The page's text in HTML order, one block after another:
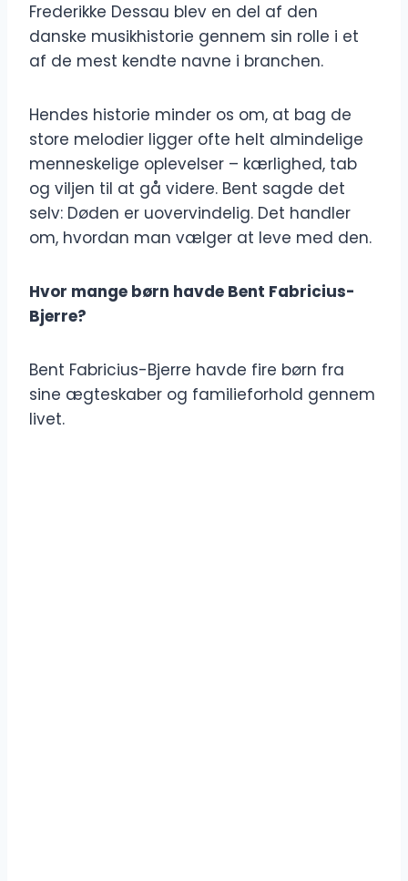
Frederikke Dessau blev en del af den
danske musikhistorie gennem sin rolle i et
af de mest kendte navne i branchen.
Hendes historie minder os om, at bag de
store melodier ligger ofte helt almindelige
menneskelige oplevelser – kærlighed, tab
og viljen til at gå videre. Bent sagde det
selv: Døden er uovervindelig. Det handler
om, hvordan man vælger at leve med den.
Hvor mange børn havde Bent Fabricius-
Bjerre?
Bent Fabricius-Bjerre havde fire børn fra
sine ægteskaber og familieforhold gennem
livet.